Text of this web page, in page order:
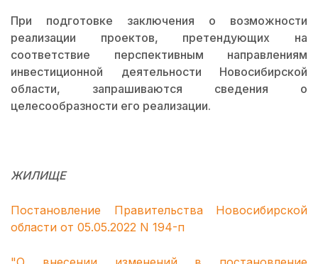
При подготовке заключения о возможности
реализации проектов, претендующих на
соответствие перспективным направлениям
инвестиционной деятельности Новосибирской
области, запрашиваются сведения о
целесообразности его реализации.
ЖИЛИЩЕ
Постановление Правительства Новосибирской
области от 05.05.2022 N 194-п